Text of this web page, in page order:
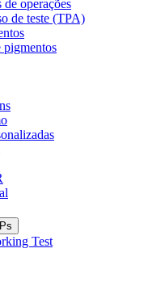
de operações
de teste (TPA)
pigmentos
Test